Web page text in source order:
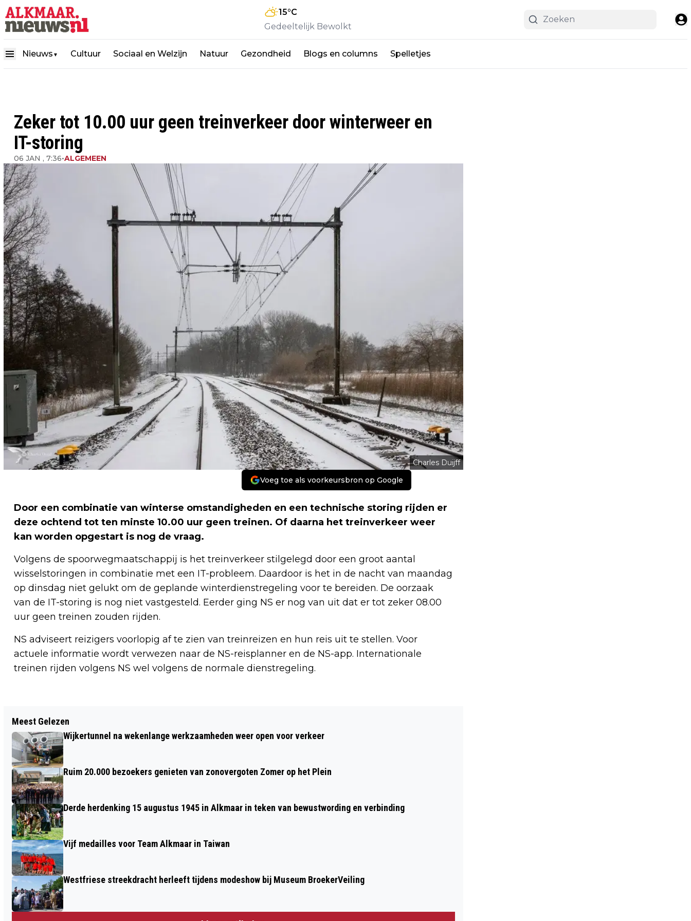
15°C
Gedeeltelijk Bewolkt
Nieuws ▼ Cultuur Sociaal en Welzijn Natuur Gezondheid Blogs en columns Spelletjes
Zeker tot 10.00 uur geen treinverkeer door winterweer en
IT-storing
06 JAN , 7:36•ALGEMEEN
Charles Duijff
Voeg toe als voorkeursbron op Google
Door een combinatie van winterse omstandigheden en een technische storing rijden er
deze ochtend tot ten minste 10.00 uur geen treinen. Of daarna het treinverkeer weer
kan worden opgestart is nog de vraag.
Volgens de spoorwegmaatschappij is het treinverkeer stilgelegd door een groot aantal
wisselstoringen in combinatie met een IT-probleem. Daardoor is het in de nacht van maandag
op dinsdag niet gelukt om de geplande winterdienstregeling voor te bereiden. De oorzaak
van de IT-storing is nog niet vastgesteld. Eerder ging NS er nog van uit dat er tot zeker 08.00
uur geen treinen zouden rijden.
NS adviseert reizigers voorlopig af te zien van treinreizen en hun reis uit te stellen. Voor
actuele informatie wordt verwezen naar de NS-reisplanner en de NS-app. Internationale
treinen rijden volgens NS wel volgens de normale dienstregeling.
RIJKSWATERSTAAT WAARSCHUWT:
MAANDAGOCHTEND DRUK EN GLAD OP
WEGEN
VERKEERSONGEMAK; ADVIES
Meest Gelezen
Wijkertunnel na wekenlange werkzaamheden weer open voor verkeer
Ruim 20.000 bezoekers genieten van zonovergoten Zomer op het Plein
Derde herdenking 15 augustus 1945 in Alkmaar in teken van bewustwording en verbinding
Vijf medailles voor Team Alkmaar in Taiwan
Westfriese streekdracht herleeft tijdens modeshow bij Museum BroekerVeiling